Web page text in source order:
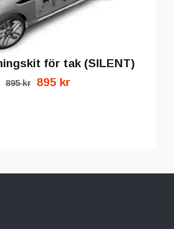
för tak (SILENT)
895 kr 895 kr